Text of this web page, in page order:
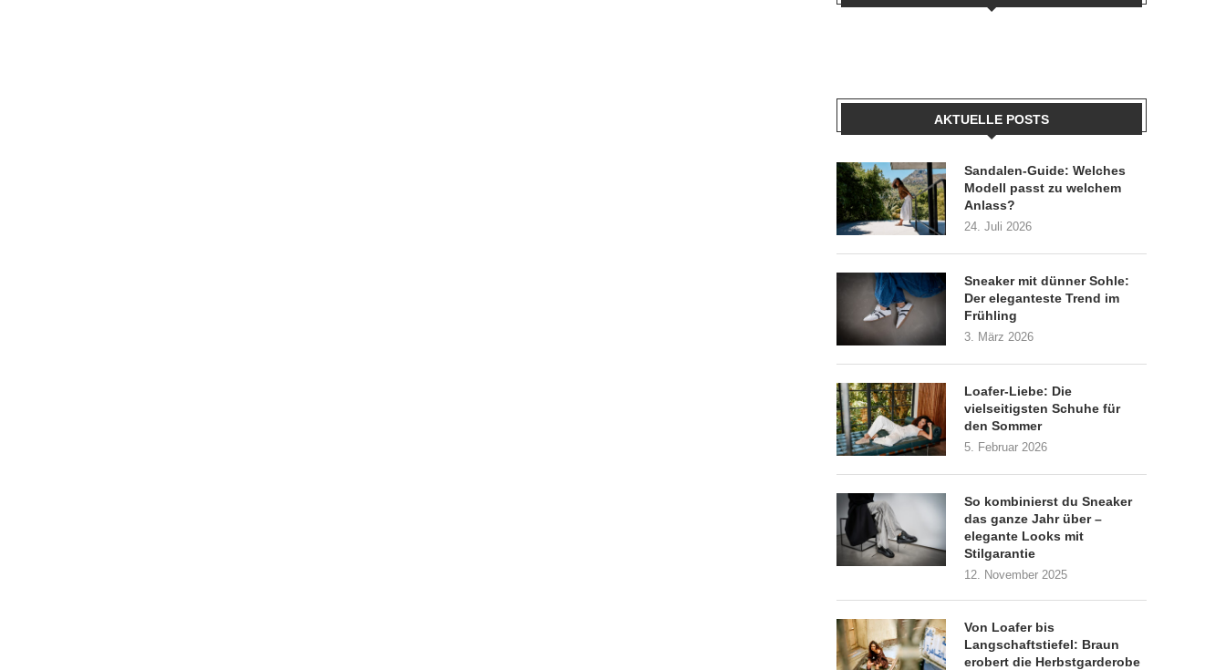
AKTUELLE POSTS
Sandalen-Guide: Welches
Modell passt zu welchem
Anlass?
24. Juli 2026
Sneaker mit dünner Sohle:
Der eleganteste Trend im
Frühling
3. März 2026
Loafer-Liebe: Die
vielseitigsten Schuhe für
den Sommer
5. Februar 2026
So kombinierst du Sneaker
das ganze Jahr über –
elegante Looks mit
Stilgarantie
12. November 2025
Von Loafer bis
Langschaftstiefel: Braun
erobert die Herbstgarderobe